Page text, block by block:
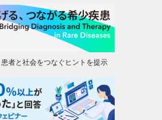
者と社会をつなぐヒントを提示